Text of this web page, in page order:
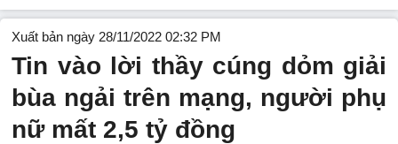
Xuất bản ngày 28/11/2022 02:32 PM
Tin vào lời thầy cúng dỏm giải
bùa ngải trên mạng, người phụ
nữ mất 2,5 tỷ đồng